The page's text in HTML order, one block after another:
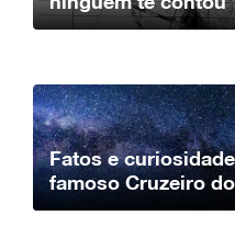
Fatos e
famoso Cruzeiro